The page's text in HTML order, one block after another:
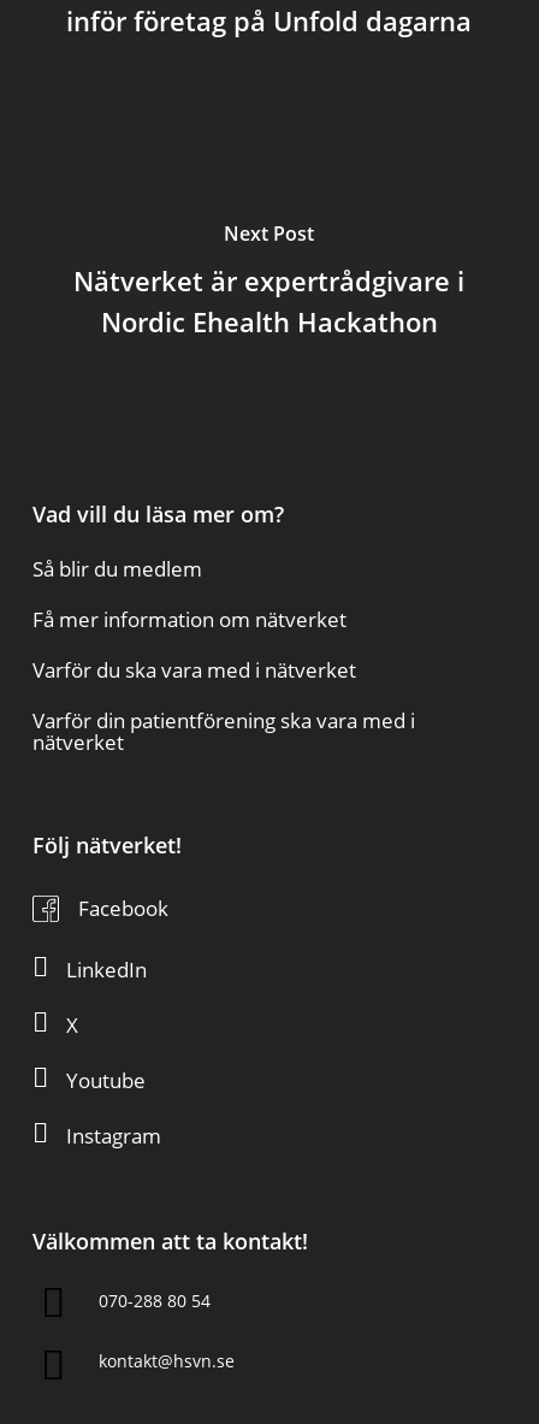
inför företag på Unfold dagarna
Next Post
Nätverket är expertrådgivare i
Nordic Ehealth Hackathon
Vad vill du läsa mer om?
Så blir du medlem
Få mer information om nätverket
Varför du ska vara med i nätverket
Varför din patientförening ska vara med i
nätverket
Följ nätverket!
Facebook
LinkedIn
X
Youtube
Instagram
Välkommen att ta kontakt!
070-288 80 54
kontakt@hsvn.se